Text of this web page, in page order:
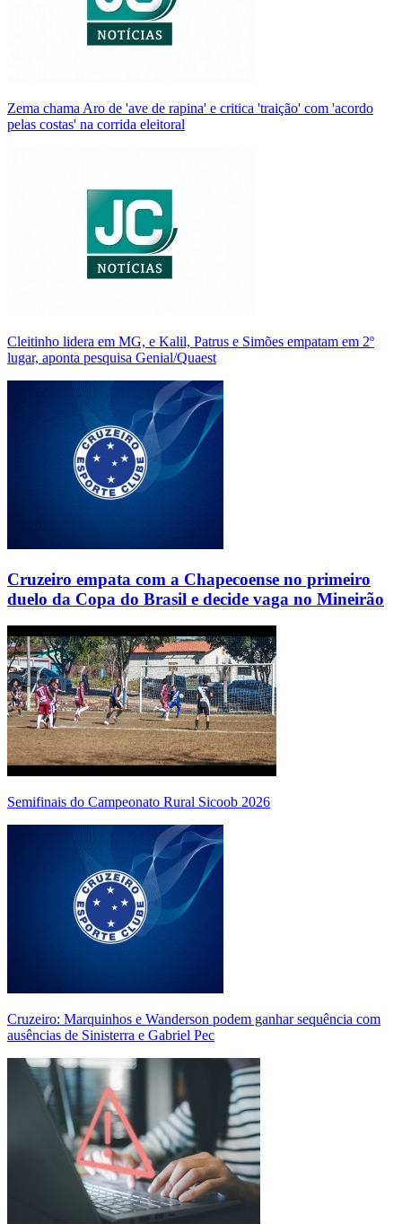
Zema chama Aro de 'ave de rapina' e critica 'traição' com 'acordo
pelas costas' na corrida eleitoral
Cleitinho lidera em MG, e Kalil, Patrus e Simões empatam em 2º
lugar, aponta pesquisa Genial/Quaest
Cruzeiro empata com a Chapecoense no primeiro
duelo da Copa do Brasil e decide vaga no Mineirão
Semifinais do Campeonato Rural Sicoob 2026
Cruzeiro: Marquinhos e Wanderson podem ganhar sequência com
ausências de Sinisterra e Gabriel Pec